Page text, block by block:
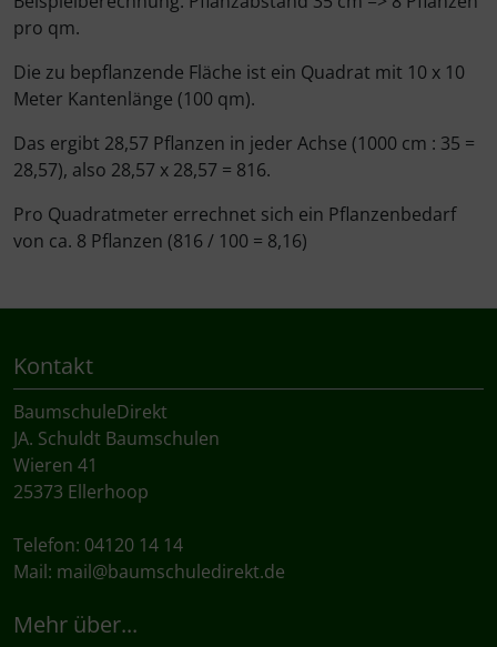
pro qm.
Die zu bepflanzende Fläche ist ein Quadrat mit 10 x 10
Meter Kantenlänge (100 qm).
Das ergibt 28,57 Pflanzen in jeder Achse (1000 cm : 35 =
28,57), also 28,57 x 28,57 = 816.
Pro Quadratmeter errechnet sich ein Pflanzenbedarf
von ca. 8 Pflanzen (816 / 100 = 8,16)
Kontakt
BaumschuleDirekt
JA. Schuldt Baumschulen
Wieren 41
25373 Ellerhoop
Telefon: 04120 14 14
Mail: mail@baumschuledirekt.de
Mehr über...